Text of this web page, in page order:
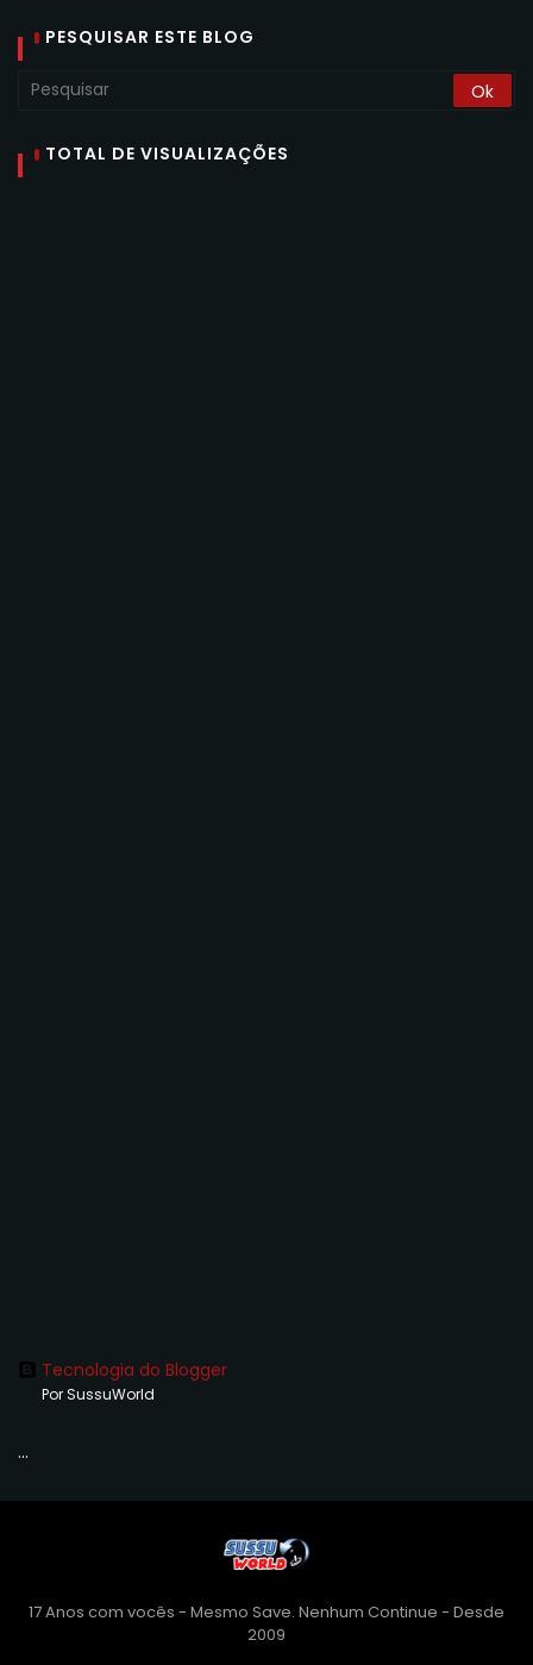
PESQUISAR ESTE BLOG
TOTAL DE VISUALIZAÇÕES
Tecnologia do Blogger
Por SussuWorld
...
17 Anos com vocês - Mesmo Save. Nenhum Continue - Desde
2009